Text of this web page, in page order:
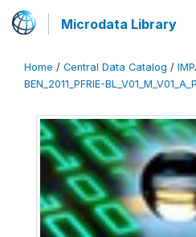
Microdata Library
Home / Central Data Catalog /
BEN_2011_PFRIE-